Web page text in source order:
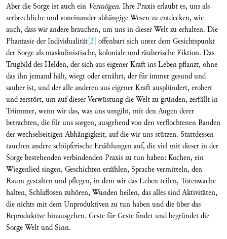
Aber die Sorge ist auch ein Vermögen. Ihre Praxis erlaubt es, uns als
zerbrechliche und voneinander abhängige Wesen zu entdecken, wie
auch, dass wir andere brauchen, um uns in dieser Welt zu erhalten. Die
Phantasie der Individualität[2] offenbart sich unter dem Gesichtspunkt
der Sorge als maskulinistische, koloniale und räuberische Fiktion. Das
Trugbild des Helden, der sich aus eigener Kraft ins Leben pflanzt, ohne
das ihn jemand hält, wiegt oder ernährt, der für immer gesund und
sauber ist, und der alle anderen aus eigener Kraft ausplündert, erobert
und zerstört, um auf dieser Verwüstung die Welt zu gründen, zerfällt in
Trümmer, wenn wir das, was uns umgibt, mit den Augen derer
betrachten, die für uns sorgen, ausgehend von den verflochtenen Banden
der wechselseitigen Abhängigkeit, auf die wir uns stützen. Stattdessen
tauchen andere schöpferische Erzählungen auf, die viel mit dieser in der
Sorge bestehenden verbindenden Praxis zu tun haben: Kochen, ein
Wiegenlied singen, Geschichten erzählen, Sprache vermitteln, den
Raum gestalten und pflegen, in dem wir das Leben teilen, Totenwache
halten, Schlaflosen zuhören, Wunden heilen, das alles sind Aktivitäten,
die nichts mit dem Unproduktiven zu tun haben und die über das
Reproduktive hinausgehen. Geste für Geste findet und begründet die
Sorge Welt und Sinn.